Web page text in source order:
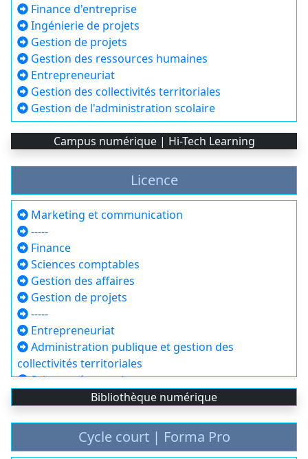
Finance d'entreprise
Ingénierie de projets
Gestion de projets
Gestion des ressources humaines
Entrepreneuriat
Gestion des collectivités territoriales
Gestion de l'administration scolaire
Campus numérique | Hi-Tech Learning
Licence
Marketing et communication
-----
Finance
Sciences comptables
Gestion des affaires
Gestion de projets
-----
Entrepreneuriat
Administration publique et gestion des
collectivités territoriales
Sciences économiques
Sociologie
Psychologie
Bibliothèque numérique
Cycle court | Forma Pro